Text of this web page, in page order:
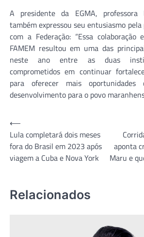
A presidente da EGMA, professora
também expressou seu entusiasmo pela
com a Federação: “Essa
FAMEM resultou em uma das
neste ano entre as duas
comprometidos em continuar
para oferecer mais oportunidades
desenvolvimento para o povo
Navegação
de
Post
⟵
Lula completará dois meses
fora do Brasil em 2023 após
viagem a Cuba e Nova York
aponta
Maru e
Relacionados